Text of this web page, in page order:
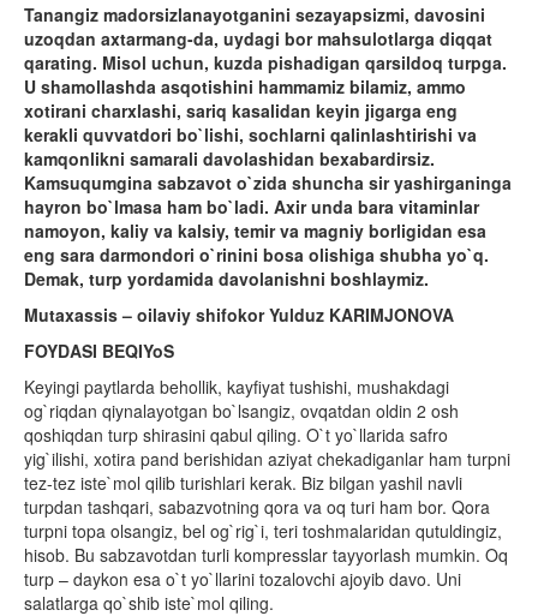
Tanangiz madorsizlanayotganini sezayapsizmi, davosini
uzoqdan axtarmang-da, uydagi bor mahsulotlarga diqqat
qarating. Misol uchun, kuzda pishadigan qarsildoq turpga.
U shamollashda asqotishini hammamiz bilamiz, ammo
xotirani charxlashi, sariq kasalidan keyin jigarga eng
kerakli quvvatdori bo`lishi, sochlarni qalinlashtirishi va
kamqonlikni samarali davolashidan bexabardirsiz.
Kamsuqumgina sabzavot o`zida shuncha sir yashirganinga
hayron bo`lmasa ham bo`ladi. Axir unda bara vitaminlar
namoyon, kaliy va kalsiy, temir va magniy borligidan esa
eng sara darmondori o`rinini bosa olishiga shubha yo`q.
Demak, turp yordamida davolanishni boshlaymiz.
Mutaxassis – oilaviy shifokor Yulduz KARIMJONOVA
FOYDASI BEQIYoS
Keyingi paytlarda behollik, kayfiyat tushishi, mushakdagi
og`riqdan qiynalayotgan bo`lsangiz, ovqatdan oldin 2 osh
qoshiqdan turp shirasini qabul qiling. O`t yo`llarida safro
yig`ilishi, xotira pand berishidan aziyat chekadiganlar ham turpni
tez-tez iste`mol qilib turishlari kerak. Biz bilgan yashil navli
turpdan tashqari, sabazvotning qora va oq turi ham bor. Qora
turpni topa olsangiz, bel og`rig`i, teri toshmalaridan qutuldingiz,
hisob. Bu sabzavotdan turli kompresslar tayyorlash mumkin. Oq
turp – daykon esa o`t yo`llarini tozalovchi ajoyib davo. Uni
salatlarga qo`shib iste`mol qiling.